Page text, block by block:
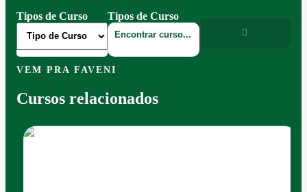
Tipos de Curso
Tipos de Curso
VEM PRA FAVENI
Cursos relacionados